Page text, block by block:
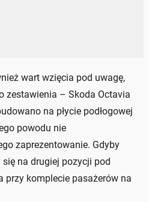
wart wzięcia pod uwagę,
zestawienia – Skoda Octavia
na płycie podłogowej
powodu nie
zaprezentowanie. Gdyby
się na drugiej pozycji pod
przy komplecie pasażerów na